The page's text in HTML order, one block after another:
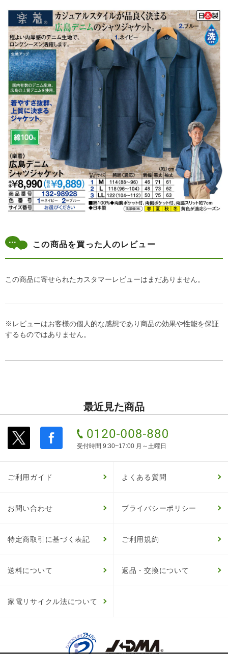
この商品を買った人のレビュー
この商品に寄せられたカスタマーレビューはまだありません。
※レビューはお客様の個人的な感想であり商品の効果や性能を保証
するものではありません。
最近見た商品
受付時間 9:30~17:00 月～土曜日
ご利用ガイド よくある質問
お問い合わせ プライバシーポリシー
特定商取引に基づく表記 ご利用規約
送料について 返品・交換について
家電リサイクル法について